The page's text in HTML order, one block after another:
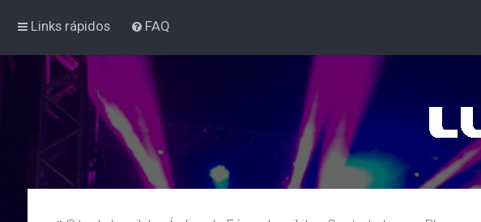
Links rápidos FAQ